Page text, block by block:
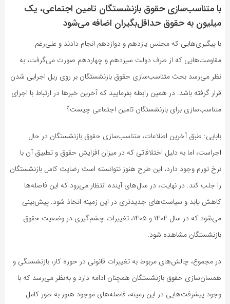
با متناسب‌سازی حقوق بازنشستگان تامین اجتماعی، یک
میلیون به حقوق حداقل‌بگیران اضافه می‌شود
با پیگیری‌هایی که مجلس یازدهم و دوازدهم انجام دادند و علی‌رغم
مقاومت‌هایی که از طرف دولت سیزدهم و چهاردهم صورت می‌گرفت،‌ به
نظر می‌رسد بحث متناسب‌سازی حقوق بازنشستگان بر روی ریل اجرایی شدن
قرار گرفته باشد. در همین رابطه بفرمایید که آخرین خبرها در ارتباط با اجرای
متناسب‌سازی برای بازنشستگان تامین اجتماعی چیست؟
بابایی: طبق آخرین اطلاعات، متناسب‌سازی حقوق بازنشستگان در حال
اجراست، اما به دلیل اختلافاتی که در میزان افزایش حقوق و تطبیق آن با
نرخ تورم وجود دارد، این طرح هنوز نتوانسته است رضایت کامل بازنشستگان
را جلب کند. در نهایت، در سال‌های آینده انتظار می‌رود که این فاصله‌ها
کاهش یابد و سیاست‌های جدیدتری در این زمینه اتخاذ شود. پیش‌بینی
می‌شود که در سال ۱۴۰۴ و ۱۴۰۵، تغییرات چشم‌گیری در وضعیت حقوق
بازنشستگان مشاهده شود.
در مجموع، چالش‌های مربوط به تغییرات قانونی در حوزه کار، بازنشستگی و
همسان‌سازی حقوق بازنشستگان همچنان ادامه دارد و به‌نظر می‌رسد که با
وجود پیشرفت‌هایی در این زمینه، فاصله‌های موجود هنوز به طور کامل